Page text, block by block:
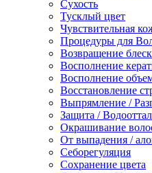
Сухость
Тусклый цвет
Чувствительная
Процедуры для
Возвращение
Восполнение
Восполнение
Восстановление
Выпрямление /
Защита /
Окрашивание
От выпадения /
Себорегуляция
Сохранение цвета